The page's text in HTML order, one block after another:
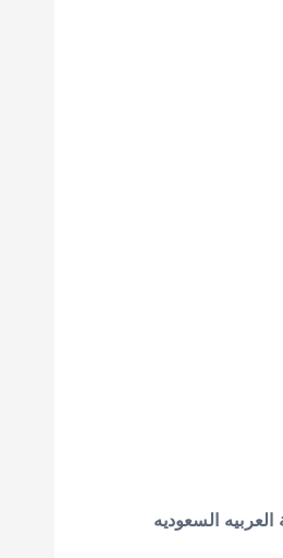
السعوديه